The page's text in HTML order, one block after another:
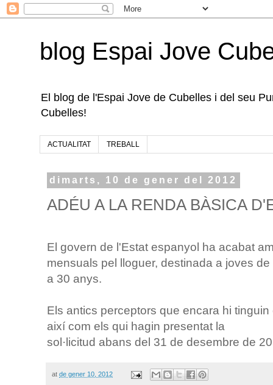
blog Espai Jove
El blog de l'Espai Jove de Cubelles i del seu
Cubelles!
ACTUALITAT TREBALL
dimarts, 10 de gener del 2012
ADÉU A LA RENDA BÀSICA
El govern de l'Estat espanyol ha acabat
mensuals pel lloguer, destinada a joves de
a 30 anys.
Els antics perceptors que encara hi
així com els qui hagin presentat la
sol·licitud abans del 31 de desembre de
at de gener 10, 2012